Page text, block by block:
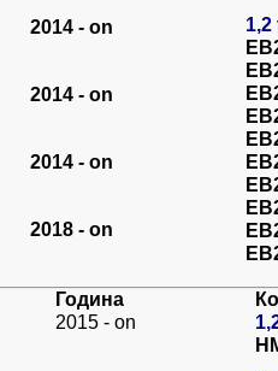
2014 - on
2014 - on
2014 - on
2018 - on
Година
2015 - on